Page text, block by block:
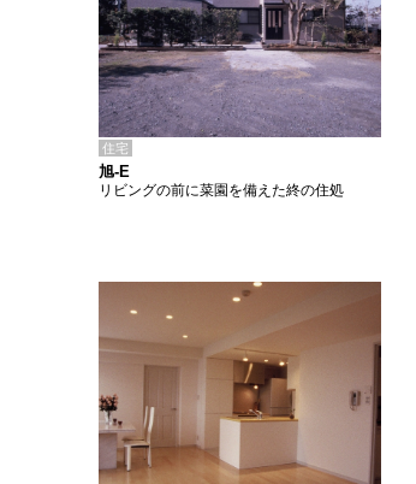
住宅
旭-E
リビングの前に菜園を備えた終の住処